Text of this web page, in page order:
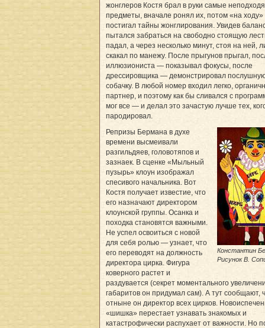
жонглеров Костя брал в руки самые
предметы, вначале ронял их, потом «на ходу»
постигал тайны жонглирования. Увидев
пытался забраться на свободно стоящую
падал, а через несколько минут, стоя на ней,
скакал по манежу. После прыгунов прыгал,
иллюзиониста — показывал фокусы, после
дрессировщика — демонстрировал
собачку. В любой номер входил легко,
партнер, и поэтому как бы сливался с
мог все — и делал это зачастую лучше тех,
пародировал.
Константин
Рисунок В.
Репризы Бермана в духе
времени высмеивали
разгильдяев, головотяпов и
зазнаек. В сценке «Мыльный
пузырь» клоун изображал
спесивого начальника. Вот
Костя получает известие, что
его назначают директором
клоунской группы. Осанка и
походка становятся важными.
Не успел освоиться с новой
для себя ролью — узнает, что
его переводят на должность
директора цирка. Фигура
коверного растет и
раздувается (секрет моментального
габаритов он придумал сам). А тут сообщают,
отныне он директор всех цирков.
«шишка» перестает узнавать знакомых и
катастрофически распухает от важности. Но